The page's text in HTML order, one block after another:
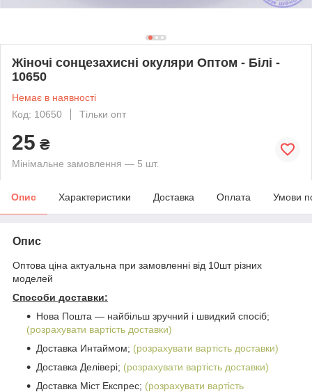
Жіночі сонцезахисні окуляри Оптом - Білі -
10650
Немає в наявності
Код: 10650
Тільки опт
25 ₴
Мінімальне замовлення — 5 шт.
Опис Характеристики Доставка Оплата Умови
Опис
Оптова ціна актуальна при замовленні від 10шт різних
моделей
Способи доставки:
Нова Пошта ― найбільш зручний і швидкий спосіб;
(розрахувати вартість доставки)
Доставка Интаймом; (розрахувати вартість доставки)
Доставка Делівері; (розрахувати вартість доставки)
Доставка Міст Експрес; (розрахувати вартість